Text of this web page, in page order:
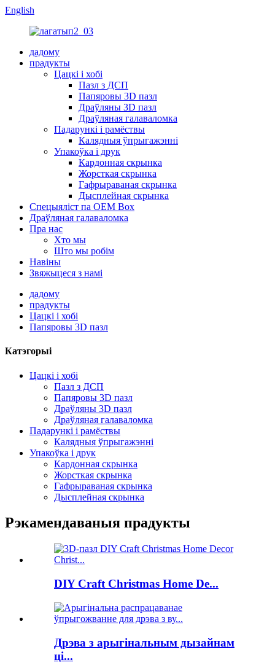
English
дадому
прадукты
Цацкі і хобі
Пазл з ДСП
Папяровы 3D пазл
Драўляны 3D пазл
Драўляная галаваломка
Падарункі і рамёствы
Калядныя ўпрыгажэнні
Упакоўка і друк
Кардонная скрынка
Жорсткая скрынка
Гафрыраваная скрынка
Дысплейная скрынка
Спецыяліст па OEM Box
Драўляная галаваломка
Пра нас
Хто мы
Што мы робім
Навіны
Звяжыцеся з намі
дадому
прадукты
Цацкі і хобі
Папяровы 3D пазл
Катэгорыі
Цацкі і хобі
Пазл з ДСП
Папяровы 3D пазл
Драўляны 3D пазл
Драўляная галаваломка
Падарункі і рамёствы
Калядныя ўпрыгажэнні
Упакоўка і друк
Кардонная скрынка
Жорсткая скрынка
Гафрыраваная скрынка
Дысплейная скрынка
Рэкамендаваныя прадукты
DIY Craft Christmas Home De...
Дрэва з арыгінальным дызайнам
ці...